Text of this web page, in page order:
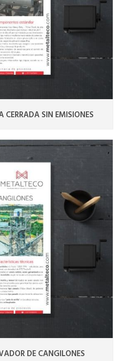
SIN EMISIONES
DE CANGILONES